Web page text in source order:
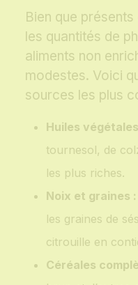
Bien que
les quantités de
aliments non
modestes. Voici
sources les plus
Huiles
tournesol, de
les plus riches.
Noix et graines :
les graines de
citrouille en
Céréales